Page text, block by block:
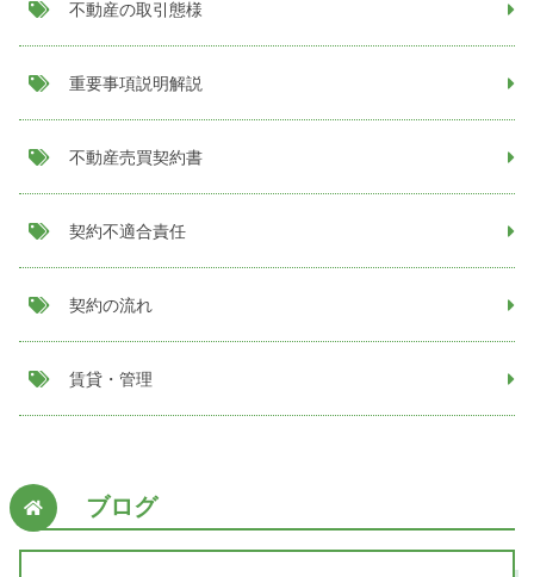
不動産の取引態様
重要事項説明解説
不動産売買契約書
契約不適合責任
契約の流れ
賃貸・管理
ブログ